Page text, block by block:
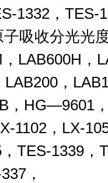
1332，TES-
吸收分光光
LAB600H，
LAB200，
，HG—9601
1102，LX-
TES-1339，
，